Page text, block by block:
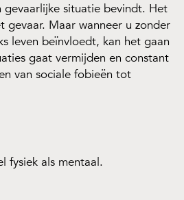
gevaarlijke situatie bevindt. Het
Maar wanneer u zonder
leven beïnvloedt, kan het gaan
gaat vermijden en constant
van sociale fobieën tot
fysiek als mentaal.